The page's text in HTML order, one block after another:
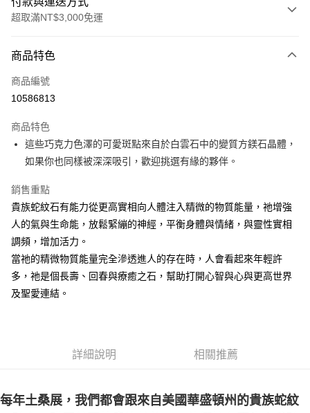
超取滿NT$3,000免運
信用卡一次付款
超商取貨付款
Apple Pay
街口支付
悠遊付
ATM付款
全家取貨付款
每筆NT$80，滿NT$3,000(含以上)免運費
賣家宅配幫您送（台灣）
郵局幫你送（離島）
商品特色
商品編號
10586813
商品特色
這些巧克力色澤的可愛斑點來自於白雲石中的變質方鎂石晶體，
如果你也同樣被深深吸引，歡迎挑選有緣的夥伴。
銷售重點
貴族蛇紋石有能力從更高實相向人體注入精微的物質能量，祂增強
人的氣與生命能，放鬆緊繃的神經，平衡身體與情緒，與靈性實相
調頻，增加活力。
當祂的精微物質能量完全滲透進人的存在時，人會看起來年輕許
多，祂是個長壽、回春與療癒之石，幫助打開心智與心與更高世界
及聖愛連結。
詳細說明 相關推薦
每年土桑展，我們都會跟來自美國華盛頓州的貴族蛇紋